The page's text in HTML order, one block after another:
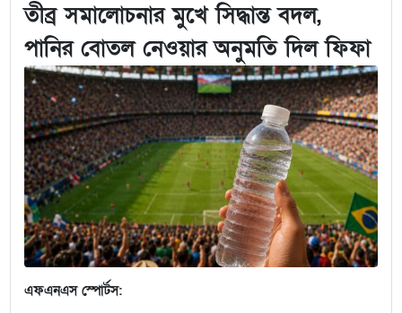
তীব্র সমালোচনার মুখে সিদ্ধান্ত বদল,
পানির বোতল নেওয়ার অনুমতি দিল ফিফা
এফএনএস স্পোর্টস: